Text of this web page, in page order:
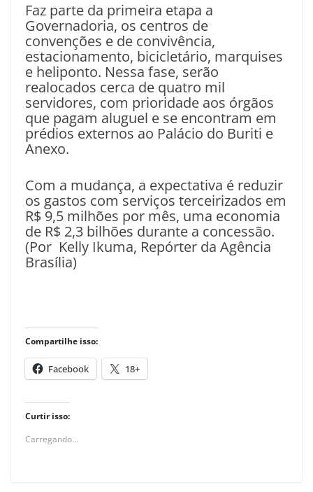
Faz parte da primeira etapa a
Governadoria, os centros de
convenções e de convivência,
estacionamento, bicicletário, marquises
e heliponto. Nessa fase, serão
realocados cerca de quatro mil
servidores, com prioridade aos órgãos
que pagam aluguel e se encontram em
prédios externos ao Palácio do Buriti e
Anexo.
Com a mudança, a expectativa é reduzir
os gastos com serviços terceirizados em
R$ 9,5 milhões por mês, uma economia
de R$ 2,3 bilhões durante a concessão.
(Por Kelly Ikuma, Repórter da Agência
Brasília)
Compartilhe isso:
Facebook 18+
Curtir isso:
Carregando...